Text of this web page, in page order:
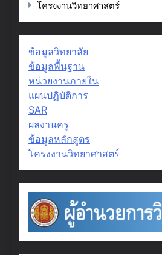
โครงงานวิทยาศาสตร์
ข้อมูลวิทยาลัย
ข้อมูลพื้นฐาน
หน่วยงานภายใน
แผนปฏิบัติการ
SAR
ผลงานครู
ข้อมูลหลักสูตร
โครงงานวิทยาศาสตร์